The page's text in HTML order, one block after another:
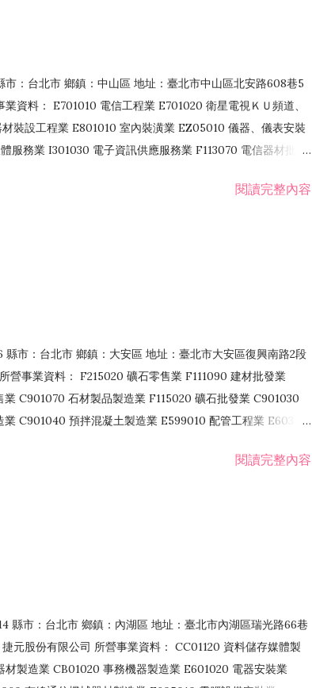
：台北市 鄉鎮：中山區 地址：臺北市中山區北安路608巷5
資料： E701010 電信工程業 E701020 衛星電視ＫＵ頻道、
裝設工程業 E801010 室內裝潢業 EZ05010 儀器、儀表安裝
服務業 I301030 電子資訊供應服務業 F113070 電信器材批發
F401171 酒類輸入業
閱讀完整內容
市：台北市 鄉鎮：大安區 地址：臺北市大安區復興南路2段
營事業資料： F215020 礦石零售業 F111090 建材批發業
C901070 石材製品製造業 F115020 礦石批發業 C901030
C901040 預拌混凝土製造業 E599010 配管工程業 E603110
F106020 日常用品批發業 F108031 醫療器材批發業閱讀完整內容
縣市：台北市 鄉鎮：內湖區 地址：臺北市內湖區瑞光路66巷
元股份有限公司 所營事業資料： CC01120 資料儲存媒體製
製造業 CB01020 事務機器製造業 E601020 電器安裝業